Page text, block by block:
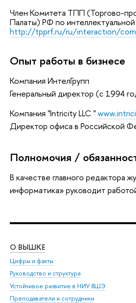
Член Комитета ТПП (Торгово-
Палаты) РФ по
http://tpprf.ru/ru/interaction/
Опыт работы в бизнесе
Компания ИнтелГрупп
Генеральный директор (c 1994
Компания "Intricity LLC "
Директор офиса в Российской
Полномочия /
В качестве главного редактора
информатика» руководит
О ВЫШКЕ
Цифры и факты
Руководство и структура
Устойчивое развитие в НИУ ВШЭ
Преподаватели и сотрудники